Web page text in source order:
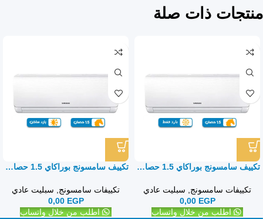
منتجات ذات صلة
تكييف سامسونج بوراكاي 1.5 حصان بارد فقط – سبليت
تكييفات سامسونج, سبليت عادي
0,00 EGP
اطلب من خلال واتساب
تكييف سامسونج بوراكاي 1.5 حصان بارد ساخن – سبليت
تكييفات سامسونج, سبليت عادي
0,00 EGP
اطلب من خلال واتساب